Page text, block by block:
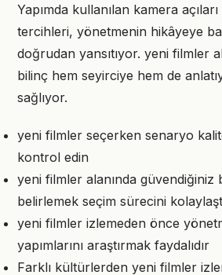
Yapımda kullanılan kamera
tercihleri, yönetmenin hikâyeye
doğrudan yansıtıyor. yeni filmler
bilinç hem seyirciye hem de
sağlıyor.
yeni filmler seçerken senaryo
kontrol edin
yeni filmler alanında güvendiğiniz
belirlemek seçim sürecini
yeni filmler izlemeden önce
yapımlarını araştırmak faydalıdır
Farklı kültürlerden yeni filmler